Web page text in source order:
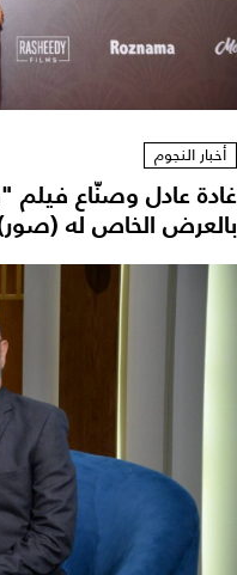
أخبار النجوم
غادة عادل وصنّاع فيلم
بالعرض الخاص له